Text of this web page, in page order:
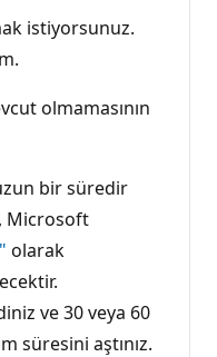
istiyorsunuz.
olmamasının
bir süredir
Microsoft
olarak
ve 30 veya 60
süresini aştınız.